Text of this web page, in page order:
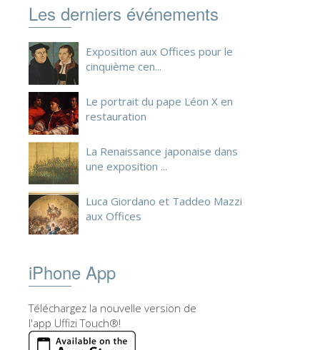
Les derniers événements
Exposition aux Offices pour le
cinquième cen...
Le portrait du pape Léon X en
restauration
La Renaissance japonaise dans
une exposition ...
Luca Giordano et Taddeo Mazzi
aux Offices
iPhone App
Téléchargez la nouvelle version de
l'app Uffizi Touch®!